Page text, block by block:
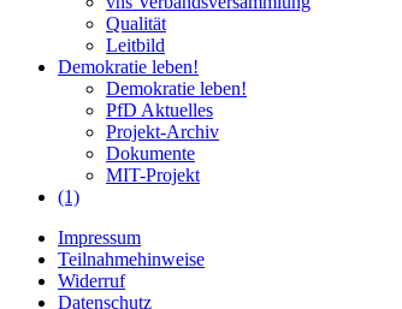
Qualität
Leitbild
Demokratie leben!
Demokratie leben!
PfD Aktuelles
Projekt-Archiv
Dokumente
MIT-Projekt
(1)
Impressum
Teilnahmehinweise
Widerruf
Datenschutz